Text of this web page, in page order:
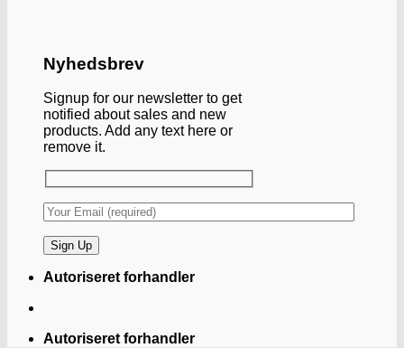
Nyhedsbrev
Signup for our newsletter to get
notified about sales and new
products. Add any text here or
remove it.
Autoriseret forhandler
Autoriseret forhandler